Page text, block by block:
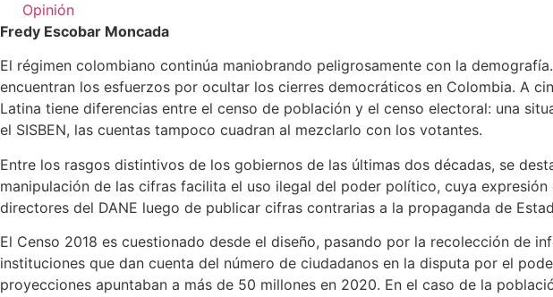
Opinión
Fredy Escobar Moncada
El régimen colombiano continúa maniobrando peligrosamente con la
encuentran los esfuerzos por ocultar los cierres democráticos en Colombia. A
Latina tiene diferencias entre el censo de población y el censo electoral: una
el SISBEN, las cuentas tampoco cuadran al mezclarlo con los votantes.
Entre los rasgos distintivos de los gobiernos de las últimas dos décadas, se
manipulación de las cifras facilita el uso ilegal del poder político, cuya
directores del DANE luego de publicar cifras contrarias a la propaganda de
El Censo 2018 es cuestionado desde el diseño, pasando por la recolección de
instituciones que dan cuenta del número de ciudadanos en la disputa por el
proyecciones apuntaban a más de 50 millones en 2020. En el caso de la